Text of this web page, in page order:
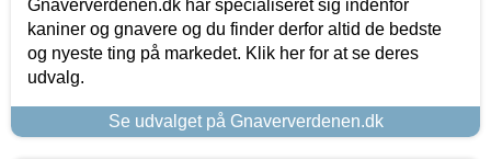
Gnaververdenen.dk har specialiseret sig indenfor
kaniner og gnavere og du finder derfor altid de bedste
og nyeste ting på markedet. Klik her for at se deres
udvalg.
Se udvalget på Gnaververdenen.dk